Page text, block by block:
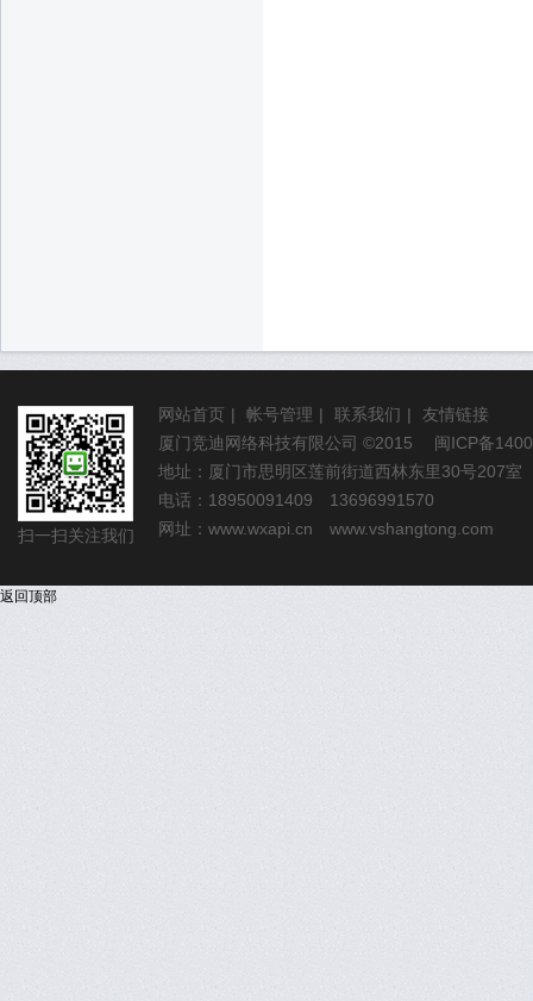
扫一扫关注我们
网站首页 | 帐号管理 | 联系我们 |
友情链接
厦门竞迪网络科技有限公司 ©2015 闽ICP备
地址：厦门市思明区莲前街道西林东里30号207室
电话：18950091409 13696991570
网址： www.wxapi.cn www.vshangtong.com
返回顶部